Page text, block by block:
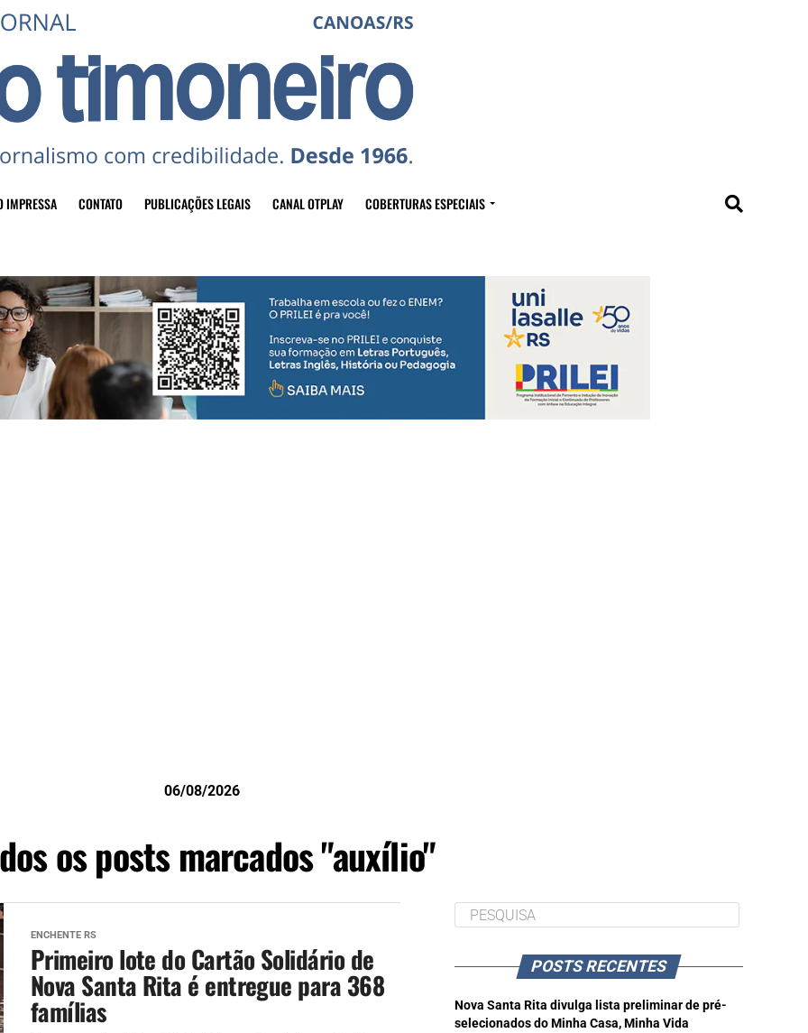
IMPRESSA CONTATO PUBLICAÇÕES LEGAIS CANAL OTPLAY COBERTURAS ESPECIAIS
06/08/2026
os posts marcados "auxílio"
ENCHENTE RS
Primeiro lote do Cartão Solidário de
Nova Santa Rita é entregue para 368
famílias
POSTS RECENTES
Nova Santa Rita divulga lista preliminar de pré-
selecionados do Minha Casa, Minha Vida